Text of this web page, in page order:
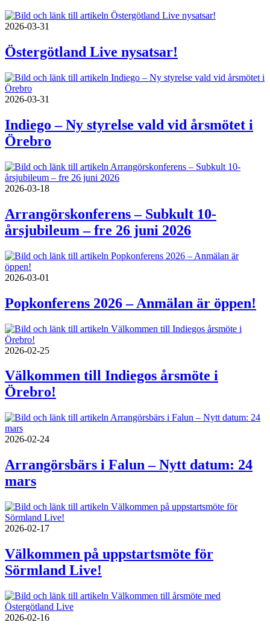
2026-03-31
Östergötland Live nysatsar!
2026-03-31
Indiego – Ny styrelse vald vid årsmötet i
Örebro
2026-03-18
Arrangörskonferens – Subkult 10-
årsjubileum – fre 26 juni 2026
2026-03-01
Popkonferens 2026 – Anmälan är öppen!
2026-02-25
Välkommen till Indiegos årsmöte i
Örebro!
2026-02-24
Arrangörsbärs i Falun – Nytt datum: 24
mars
2026-02-17
Välkommen på uppstartsmöte för
Sörmland Live!
2026-02-16